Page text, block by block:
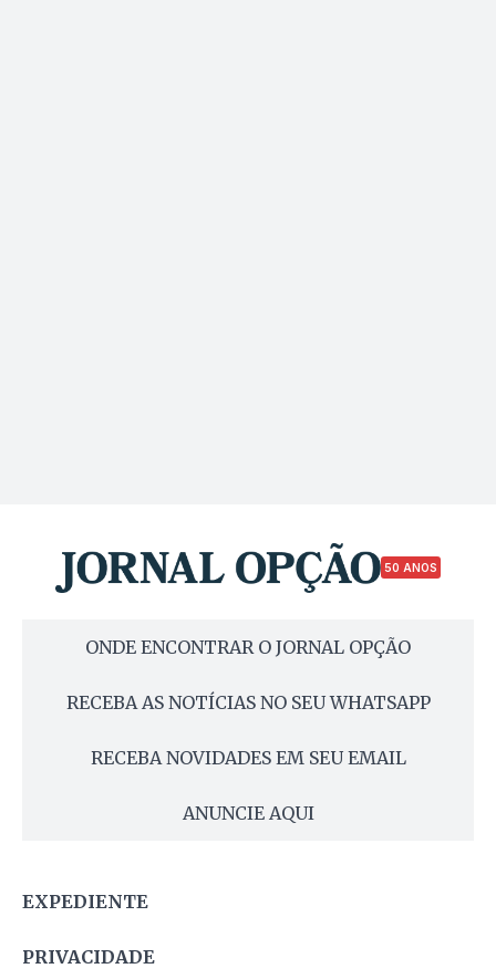
50 ANOS
ONDE ENCONTRAR O JORNAL OPÇÃO
RECEBA AS NOTÍCIAS NO SEU WHATSAPP
RECEBA NOVIDADES EM SEU EMAIL
ANUNCIE AQUI
EXPEDIENTE
PRIVACIDADE